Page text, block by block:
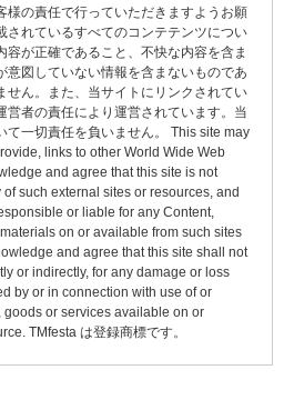
様の責任で行っていただきますようお願
されているすべてのコンテテンツについ
が正確であること、不快な内容を含ま
意図していない情報を含まないものであ
せん。また、当サイトにリンクされてい
営者の責任により運営されています。当
て一切責任を負いません。 This site may
links to other World Wide Web
and agree that this site is not
such external sites or resources, and
or liable for any Content,
on or available from such sites
and agree that this site shall not
or indirectly, for any damage or loss
by or in connection with use of or
or services available on or
TMfesta は登録商標です。